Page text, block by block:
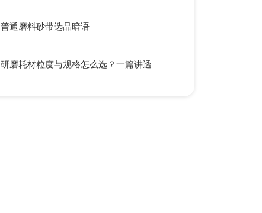
普通磨料砂带选品暗语
研磨耗材粒度与规格怎么选？一篇讲透